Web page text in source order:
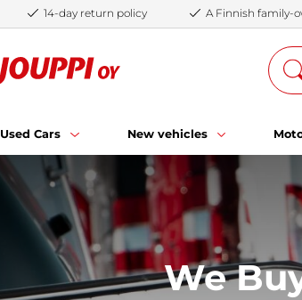
14-day return policy A Finnish family-
Used Cars New vehicles
We